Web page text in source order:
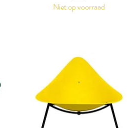
Niet op voorraad